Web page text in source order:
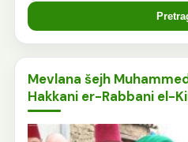
Mevlana šejh
Hakkani er-Rabbani el-